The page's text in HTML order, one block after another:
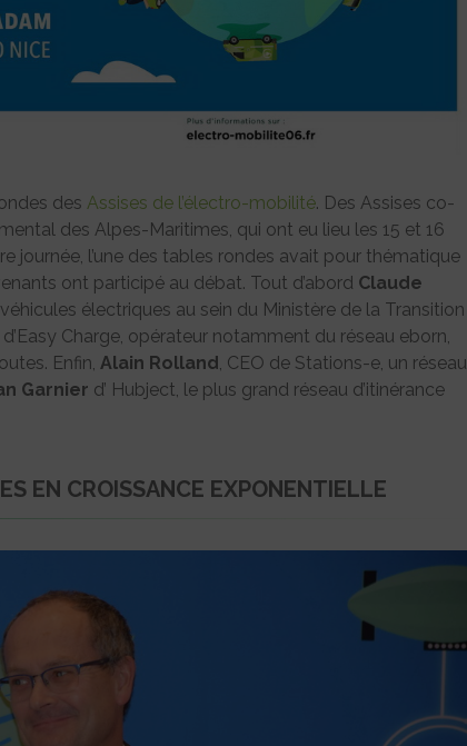
des Assises de l’électro-mobilité. Des Assises co-
des Alpes-Maritimes, qui ont eu lieu les 15 et 16
journée, l’une des tables rondes avait pour thématique
ont participé au débat. Tout d’abord Claude
électriques au sein du Ministère de la Transition
d’Easy Charge, opérateur notamment du réseau eborn,
Enfin, Alain Rolland, CEO de Stations-e, un réseau
Garnier d’ Hubject, le plus grand réseau d’itinérance
EN CROISSANCE EXPONENTIELLE